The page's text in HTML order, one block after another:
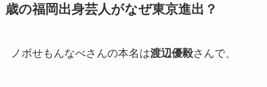
歳の福岡出身芸人がなぜ東京進出？
ノボせもんなべさんの本名は渡辺優毅さんで、